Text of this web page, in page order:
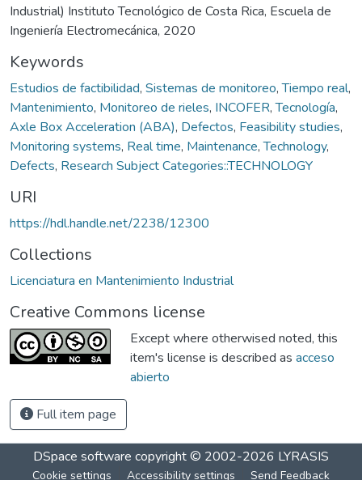
Industrial) Instituto Tecnológico de Costa Rica, Escuela de
Ingeniería Electromecánica, 2020
Keywords
Estudios de factibilidad, Sistemas de monitoreo,Tiempo real,
Mantenimiento, Monitoreo de rieles, INCOFER,Tecnología,
Axle Box Acceleration (ABA), Defectos, Feasibility studies,
Monitoring systems, Real time, Maintenance,Technology,
Defects, Research Subject Categories::TECHNOLOGY
URI
https://hdl.handle.net/2238/12300
Collections
Licenciatura en Mantenimiento Industrial
Creative Commons license
Except where otherwised noted, this
item's license is described as acceso
abierto
Full item page
DSpace software copyright © 2002-2026 LYRASIS
Cookie settings Accessibility settings Send Feedback